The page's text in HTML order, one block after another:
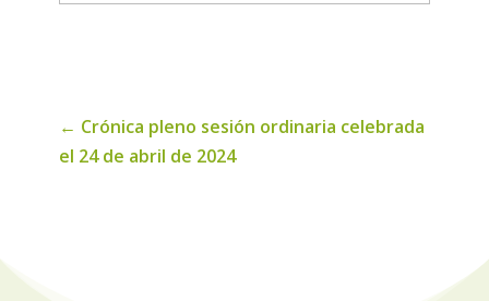
← Crónica pleno sesión ordinaria celebrada
el 24 de abril de 2024